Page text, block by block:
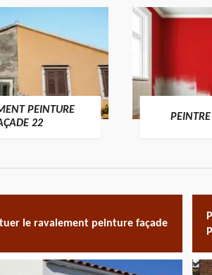
PEINTURE
22
le ravalement peinture façade